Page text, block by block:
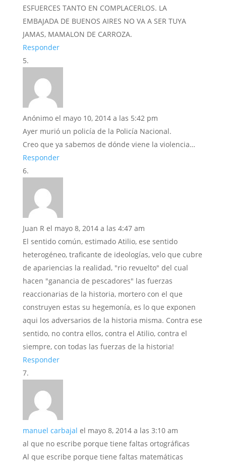
ESFUERCES TANTO EN COMPLACERLOS. LA
EMBAJADA DE BUENOS AIRES NO VA A SER TUYA
JAMAS, MAMALON DE CARROZA.
Responder
Anónimo el mayo 10, 2014 a las 5:42 pm
Ayer murió un policía de la Policía Nacional.
Creo que ya sabemos de dónde viene la violencia…
Responder
Juan R el mayo 8, 2014 a las 4:47 am
El sentido común, estimado Atilio, ese sentido
heterogéneo, traficante de ideologías, velo que cubre
de apariencias la realidad, "rio revuelto" del cual
hacen "ganancia de pescadores" las fuerzas
reaccionarias de la historia, mortero con el que
construyen estas su hegemonía, es lo que exponen
aqui los adversarios de la historia misma. Contra ese
sentido, no contra ellos, contra el Atilio, contra el
siempre, con todas las fuerzas de la historia!
Responder
manuel carbajal el mayo 8, 2014 a las 3:10 am
al que no escribe porque tiene faltas ortográficas
Al que escribe porque tiene faltas matemáticas